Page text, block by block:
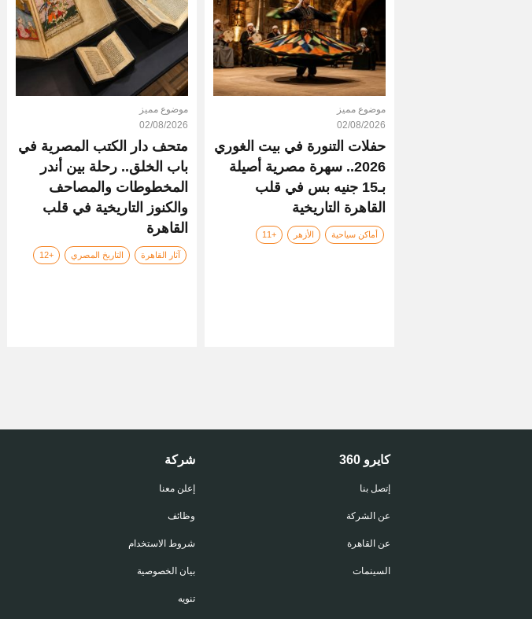
موضوع مميز
02/08/2026
حفلات التنورة في بيت الغوري
2026.. سهرة مصرية أصيلة
بـ15 جنيه بس في قلب
القاهرة التاريخية
أماكن سياحية الأزهر +11
موضوع مميز
02/08/2026
متحف دار الكتب المصرية في
باب الخلق.. رحلة بين أندر
المخطوطات والمصاحف
والكنوز التاريخية في قلب
القاهرة
آثار القاهرة التاريخ المصري +12
كايرو 360
إتصل بنا
عن الشركة
عن القاهرة
السينمات
شركة
إعلن معنا
وظائف
شروط الاستخدام
بيان الخصوصية
تنويه